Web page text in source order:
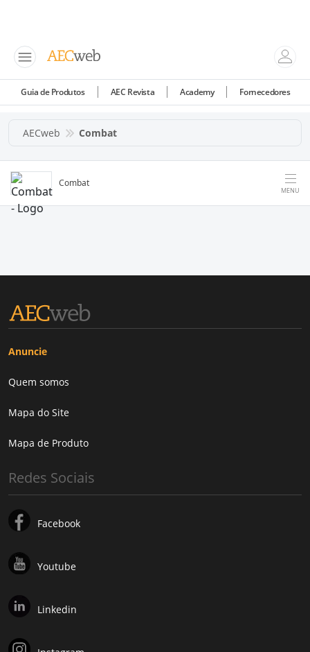
Guia de Produtos AEC Revista Academy Fornecedores
AECweb Combat
Combat
MENU
Anuncie
Quem somos
Mapa do Site
Mapa de Produto
Redes Sociais
Facebook
Youtube
Linkedin